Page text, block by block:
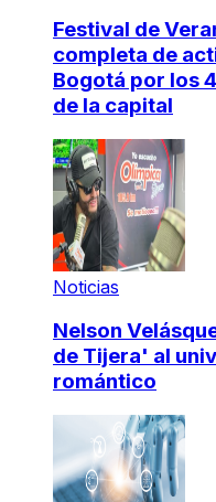
Festival de
completa de
Bogotá por los
de la capital
Noticias
Nelson
de Tijera' al
romántico